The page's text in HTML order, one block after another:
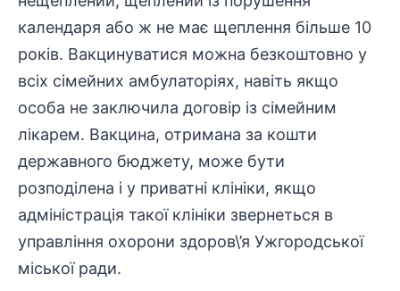
календаря або ж не має щеплення більше 10
років. Вакцинуватися можна безкоштовно у
всіх сімейних амбулаторіях, навіть якщо
особа не заключила договір із сімейним
лікарем. Вакцина, отримана за кошти
державного бюджету, може бути
розподілена і у приватні клініки, якщо
адміністрація такої клініки звернеться в
управління охорони здоров\’я Ужгородської
міської ради.